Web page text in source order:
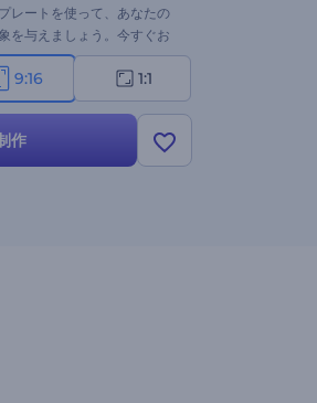
レートを使って、あなたの
を与えましょう。今すぐお
9:16 1:1
作